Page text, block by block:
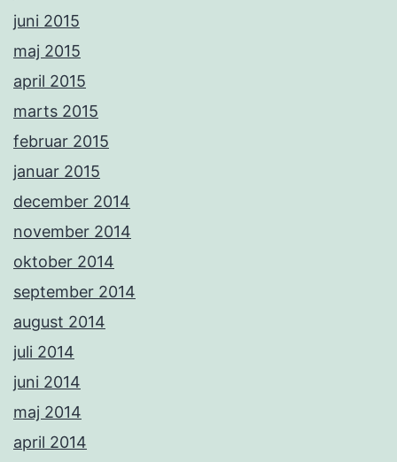
juni 2015
maj 2015
april 2015
marts 2015
februar 2015
januar 2015
december 2014
november 2014
oktober 2014
september 2014
august 2014
juli 2014
juni 2014
maj 2014
april 2014